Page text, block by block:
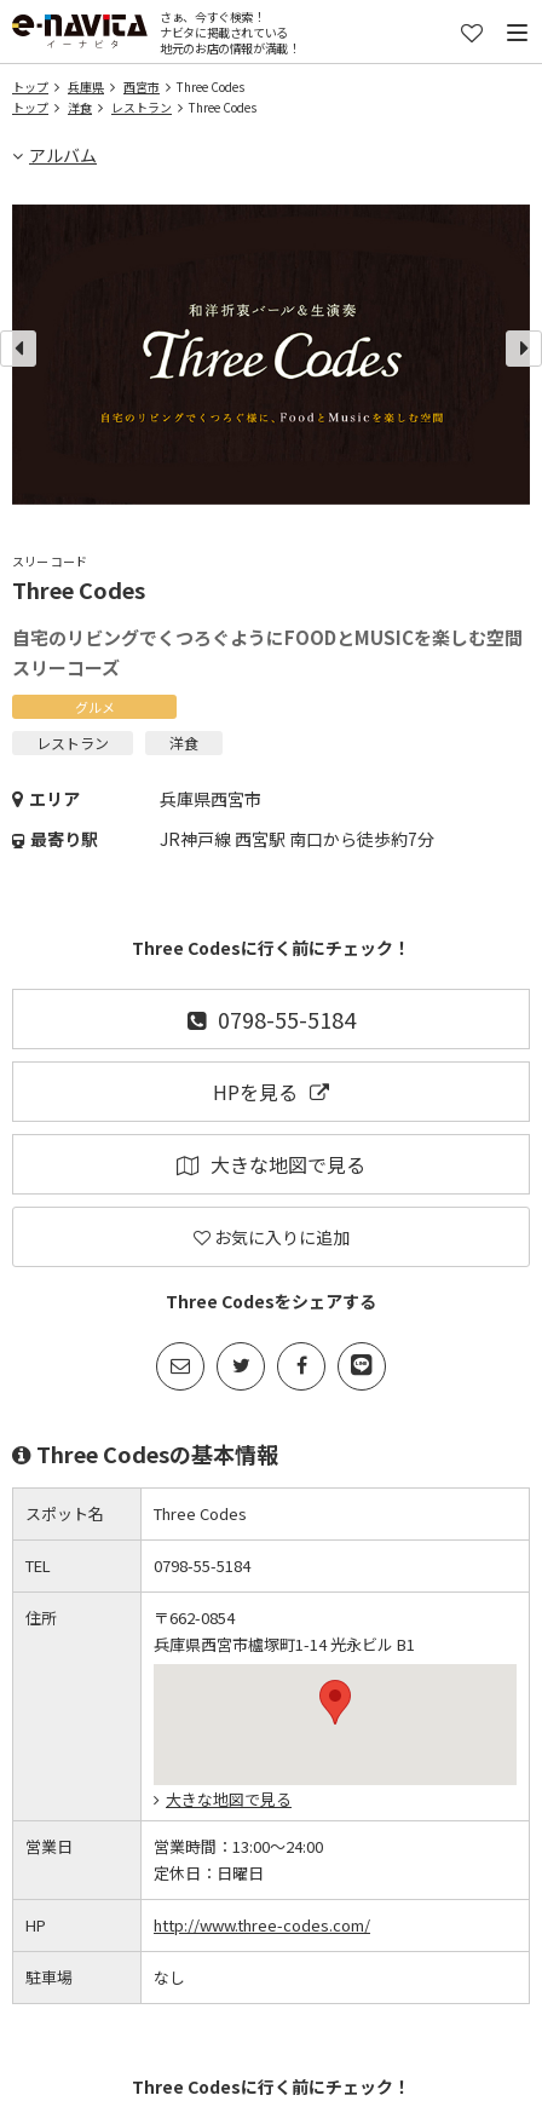
さぁ、今すぐ検索！
ナビタに掲載されている
地元のお店の情報が満載！
トップ 兵庫県 西宮市
Three Codes
トップ
洋食 レストラン Three Codes
アルバム
スリー コード
Three Codes
自宅のリビングでくつろぐようにFOODとMUSICを楽しむ空間
スリーコーズ
グルメ
レストラン 洋食
エリア
兵庫県西宮市
最寄り駅
JR神戸線 西宮駅 南口から徒歩約7分
Three Codesに行く前にチェック！
0798-55-5184
HPを見る
大きな地図で見る
お気に入りに追加
Three Codesをシェアする
Three Codesの基本情報
スポット名 Three Codes
TEL 0798-55-5184
住所
〒662-0854
兵庫県西宮市櫨塚町1-14 光永ビル B1
大きな地図で見る
営業日 営業時間： 13:00～24:00
定休日： 日曜日
HP http://www.three-codes.com/
駐車場 なし
Three Codesに行く前にチェック！